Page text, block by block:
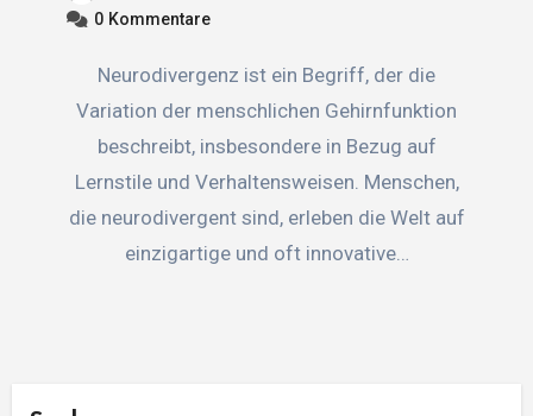
0 Kommentare
Neurodivergenz ist ein Begriff, der die
Variation der menschlichen Gehirnfunktion
beschreibt, insbesondere in Bezug auf
Lernstile und Verhaltensweisen. Menschen,
die neurodivergent sind, erleben die Welt auf
einzigartige und oft innovative…